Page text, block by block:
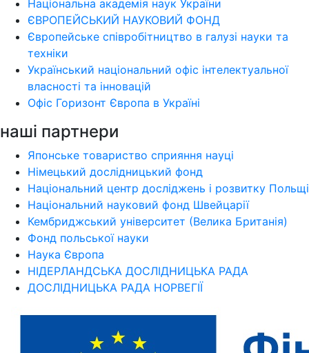
Національна академія наук України
ЄВРОПЕЙСЬКИЙ НАУКОВИЙ ФОНД
Європейське співробітництво в галузі науки та
техніки
Український національний офіс інтелектуальної
власності та інновацій
Офіс Горизонт Європа в Україні
наші партнери
Японське товариство сприяння науці
Німецький дослідницький фонд
Національний центр досліджень і розвитку Польщі
Національний науковий фонд Швейцарії
Кембриджський університет (Велика Британія)
Фонд польської науки
Наука Європа
НІДЕРЛАНДСЬКА ДОСЛІДНИЦЬКА РАДА
ДОСЛІДНИЦЬКА РАДА НОРВЕГІЇ